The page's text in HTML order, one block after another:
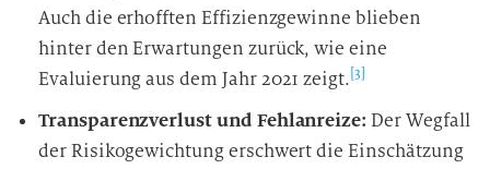
Auch die erhofften Effizienzgewinne blieben
hinter den Erwartungen zurück, wie eine
Evaluierung aus dem Jahr 2021 zeigt. [3]
Transparenzverlust und Fehlanreize: Der Wegfall
der Risikogewichtung erschwert die Einschätzung